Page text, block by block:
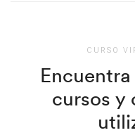
CURSO
cursos y